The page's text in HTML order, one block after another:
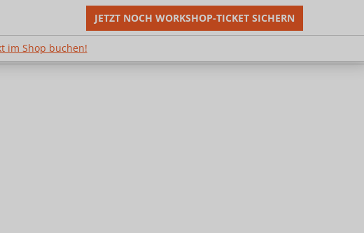
JETZT NOCH WORKSHOP-TICKET SICHERN
im Shop buchen!
im Shop buchen!